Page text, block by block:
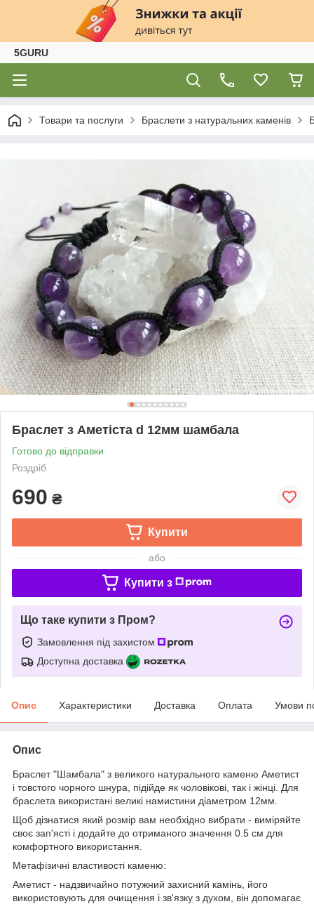
5GURU
Товари та послуги Браслети з натуральних каменів
Браслет з Аметіста d 12мм шамбала
Готово до відправки
Роздріб
690 ₴
Купити
або
Купити з
Що таке купити з Пром?
Замовлення під захистом
Доступна доставка
Опис Характеристики Доставка Оплата Умови
Опис
Браслет "Шамбала" з великого натурального каменю Аметист
і товстого чорного шнура, підійде як чоловікові, так і жінці. Для
браслета використані великі намистини діаметром 12мм.
Щоб дізнатися який розмір вам необхідно вибрати - виміряйте
своє зап'ясті і додайте до отриманого значення 0.5 см для
комфортного використання.
Метафізичні властивості каменю:
Аметист - надзвичайно потужний захисний камінь, його
використовують для очищення і зв'язку з духом, він допомагає